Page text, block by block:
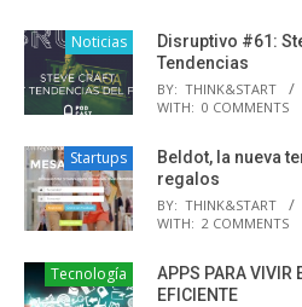
Noticias
Disruptivo #61:
Tendencias
BY: THINK&START
WITH: 0 COMMENTS
Startups
Beldot, la nueva
regalos
BY: THINK&START
WITH: 2 COMMENTS
Tecnología
APPS PARA VIVIR
EFICIENTE